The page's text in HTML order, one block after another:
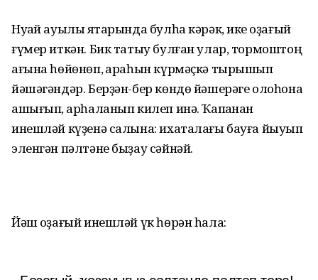
Нуҡай ауылы яҡтарында булһа кәрәк, ике ҡоҙағый
ғүмер иткән. Бик татыу булған улар, тормоштоң
ағына һөйөнөп, ҡараһын күрмәҫкә тырышып
йәшәгәндәр. Берҙән-бер көндө йәшерәге олоһона
ашығып, ҡарһаланып килеп инә. Ҡапҡанан
инешләй күҙенә салына: ихаталағы бауға йыуып
эленгән пәлтәне быҙау сәйнәй.
Йәш ҡоҙағый инешләй үк һөрән һала: